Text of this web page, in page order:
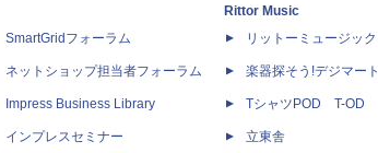
SmartGridフォーラム
ネットショップ担当者フォーラム
Impress Business Library
インプレスセミナー
Rittor Music
リットーミュージック
楽器探そう!デジマート
TシャツPOD T-OD
立東舎